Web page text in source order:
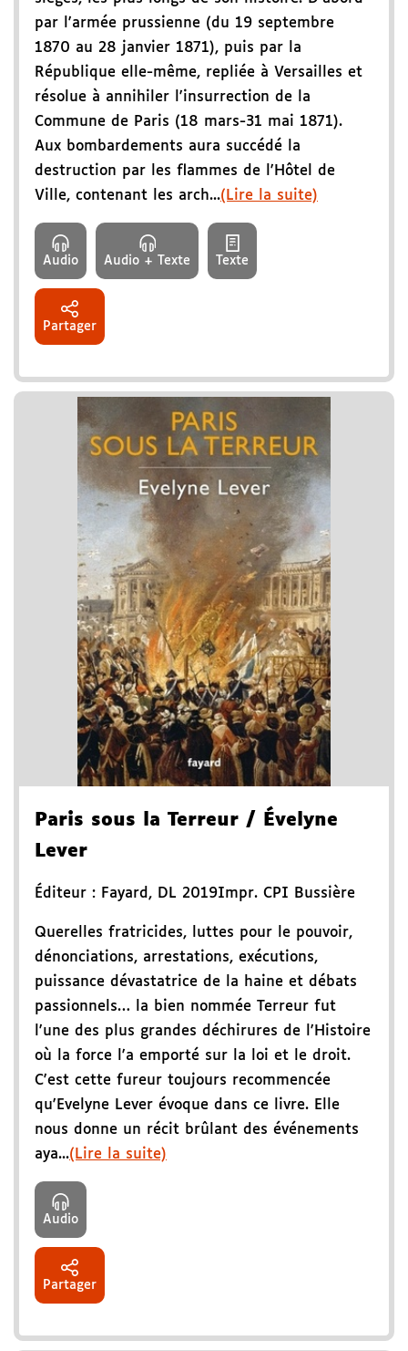
par l'armée prussienne (du 19 septembre
1870 au 28 janvier 1871), puis par la
République elle-même, repliée à Versailles et
résolue à annihiler l'insurrection de la
Commune de Paris (18 mars-31 mai 1871).
Aux bombardements aura succédé la
destruction par les flammes de l'Hôtel de
Ville, contenant les arch...(Lire la suite)
Audio Audio + Texte Texte
Partager
Paris sous la Terreur / Évelyne
Lever
Éditeur : Fayard , DL 2019Impr. CPI Bussière
Querelles fratricides, luttes pour le pouvoir,
dénonciations, arrestations, exécutions,
puissance dévastatrice de la haine et débats
passionnels… la bien nommée Terreur fut
l'une des plus grandes déchirures de l'Histoire
où la force l'a emporté sur la loi et le droit.
C'est cette fureur toujours recommencée
qu'Evelyne Lever évoque dans ce livre. Elle
nous donne un récit brûlant des événements
aya...(Lire la suite)
Audio
Partager